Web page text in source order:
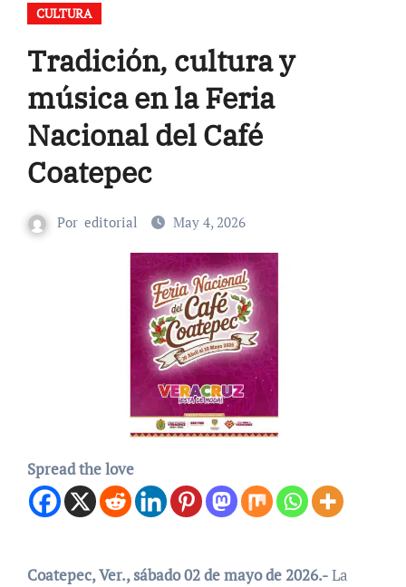
CULTURA
Tradición, cultura y
música en la Feria
Nacional del Café
Coatepec
Por editorial May 4, 2026
Spread the love
Coatepec, Ver., sábado 02 de mayo de 2026.-La